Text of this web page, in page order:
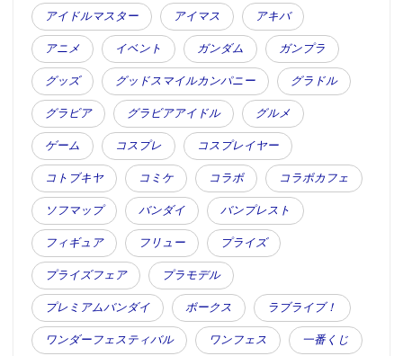
アイドルマスター アイマス アキバ
アニメ イベント ガンダム ガンプラ
グッズ グッドスマイルカンパニー グラドル
グラビア グラビアアイドル グルメ
ゲーム コスプレ コスプレイヤー
コトブキヤ コミケ コラボ コラボカフェ
ソフマップ バンダイ バンプレスト
フィギュア フリュー プライズ
プライズフェア プラモデル
プレミアムバンダイ ボークス ラブライブ！
ワンダーフェスティバル ワンフェス 一番くじ